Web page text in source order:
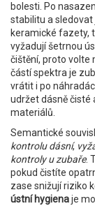
bolesti . Po
stabilitu a sledovat
keramické fazety,
vyžadují šetrnou
čištění, proto volte
částí spektra je
vrátit i po
udržet dásně čisté
materiálů.
Semantické
kontrolu dásní,
kontroly u zubaře.
pokud čistíte
zase snižují riziko
ústní hygienaje